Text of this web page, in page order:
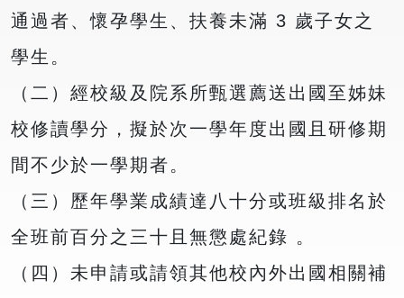
通過者、懷孕學生、扶養未滿 3 歲子女之
學生。
（二）經校級及院系所甄選薦送出國至姊妹
校修讀學分，擬於次一學年度出國且研修期
間不少於一學期者。
（三）歷年學業成績達八十分或班級排名於
全班前百分之三十且無懲處紀錄 。
（四）未申請或請領其他校內外出國相關補